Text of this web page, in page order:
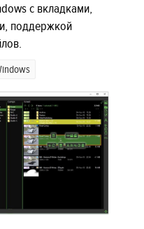
с вкладками,
поддержкой